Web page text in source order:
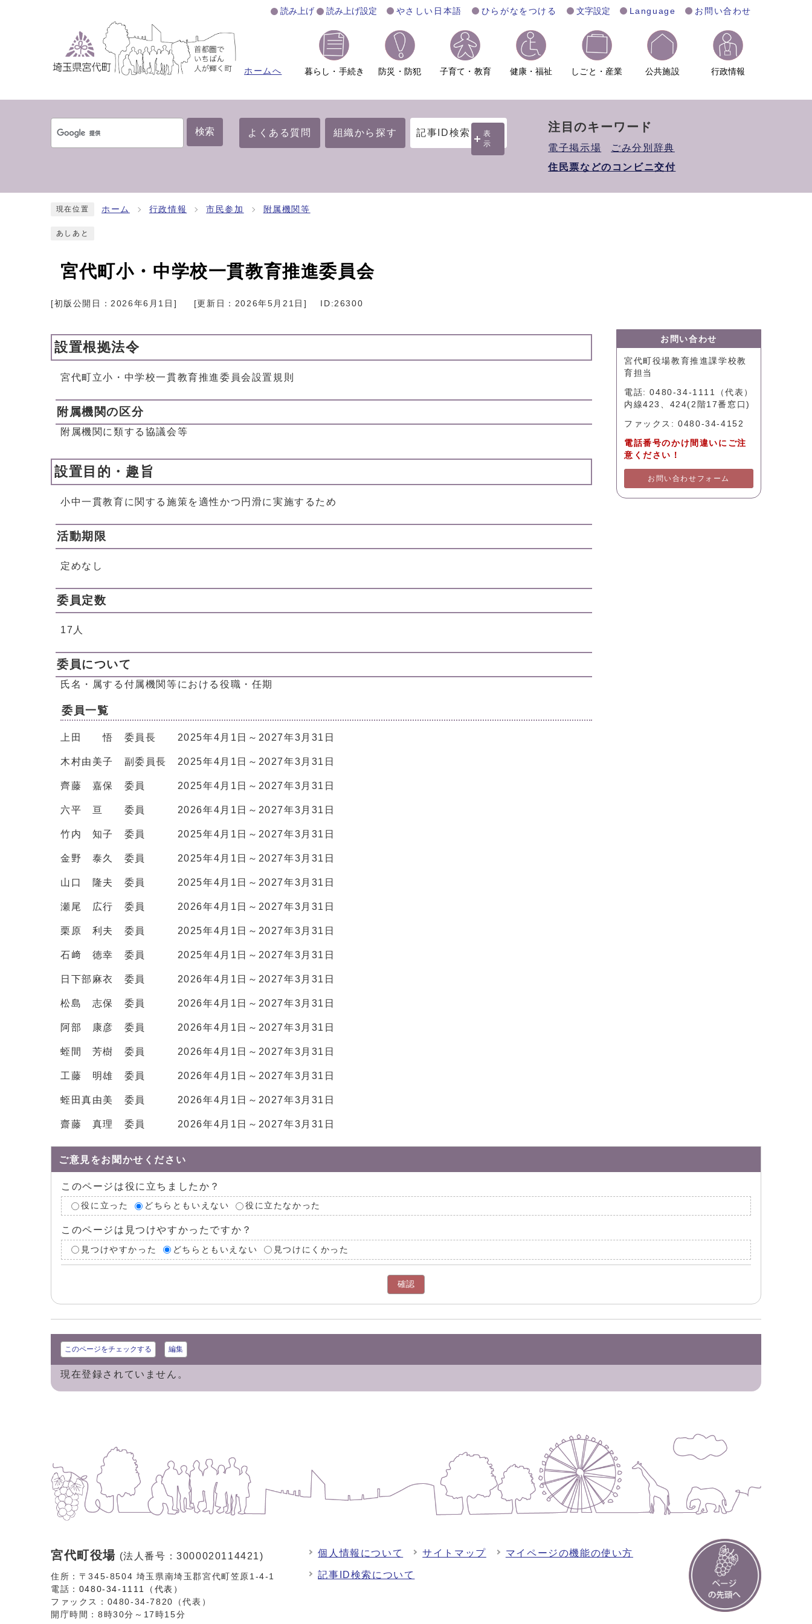
読み上げ 読み上げ設定 やさしい日本語 ひらがなをつける 文字設定 Language お問い合わせ
ホームへ 暮らし・手続き 防災・防犯 子育て・教育 健康・福祉 しごと・産業 公共施設 行政情報
検索 よくある質問 組織から探す 記事ID検索
表
示
注目のキーワード
電子掲示場
ごみ分別辞典
住民票などのコンビニ交付
現在位置 ホーム 行政情報 市民参加 附属機関等
あしあと
宮代町小・中学校一貫教育推進委員会
[初版公開日：2026年6月1日 ] [更新日： 2026年5月21日 ] ID:26300
設置根拠法令
宮代町立小・中学校一貫教育推進委員会設置規則
附属機関の区分
附属機関に類する協議会等
設置目的・趣旨
小中一貫教育に関する施策を適性かつ円滑に実施するため
活動期限
定めなし
委員定数
17人
委員について
氏名・属する付属機関等における役職・任期
委員一覧
上田 悟 委員長 2025年4月1日～2027年3月31日
木村由美子 副委員長 2025年4月1日～2027年3月31日
齊藤 嘉保 委員 2025年4月1日～2027年3月31日
六平 亘 委員 2026年4月1日～2027年3月31日
竹内 知子 委員 2025年4月1日～2027年3月31日
金野 泰久 委員 2025年4月1日～2027年3月31日
山口 隆夫 委員 2025年4月1日～2027年3月31日
瀬尾 広行 委員 2026年4月1日～2027年3月31日
栗原 利夫 委員 2025年4月1日～2027年3月31日
石﨑 徳幸 委員 2025年4月1日～2027年3月31日
日下部麻衣 委員 2026年4月1日～2027年3月31日
松島 志保 委員 2026年4月1日～2027年3月31日
阿部 康彦 委員 2026年4月1日～2027年3月31日
蛭間 芳樹 委員 2026年4月1日～2027年3月31日
工藤 明雄 委員 2026年4月1日～2027年3月31日
蛭田真由美 委員 2026年4月1日～2027年3月31日
齋藤 真理 委員 2026年4月1日～2027年3月31日
お問い合わせ
宮代町役場教育推進課学校教
育担当
電話: 0480-34-1111（代表）
内線423、424(2階17番窓口)
ファックス: 0480-34-4152
電話番号のかけ間違いにご注
意ください！
お問い合わせフォーム
ご意見をお聞かせください
このページは役に立ちましたか？
役に立った どちらともいえない 役に立たなかった
このページは見つけやすかったですか？
見つけやすかった どちらともいえない 見つけにくかった
確認
このページをチェックする 編集
現在登録されていません。
宮代町役場 (法人番号：3000020114421)
住所：〒345-8504 埼玉県南埼玉郡宮代町笠原1-4-1
電話： 0480-34-1111（代表）
ファックス：0480-34-7820（代表）
開庁時間：8時30分～17時15分
個人情報について サイトマップ マイページの機能の使い方
記事ID検索について